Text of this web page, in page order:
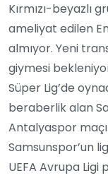
Kırmızı-beyazlı
ameliyat edilen
almıyor. Yeni
giymesi
Süper Lig’de
beraberlik alan
Antalyaspor
Samsunspor’un
UEFA Avrupa